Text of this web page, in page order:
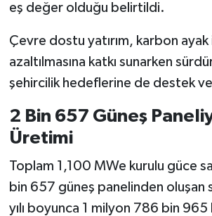
eş değer olduğu belirtildi.
Çevre dostu yatırım, karbon ayak
azaltılmasına katkı sunarken
şehircilik hedeflerine de destek
2 Bin 657 Güneş
Üretimi
Toplam 1,100 MWe kurulu güce
bin 657 güneş panelinden oluşan
yılı boyunca 1 milyon 786 bin